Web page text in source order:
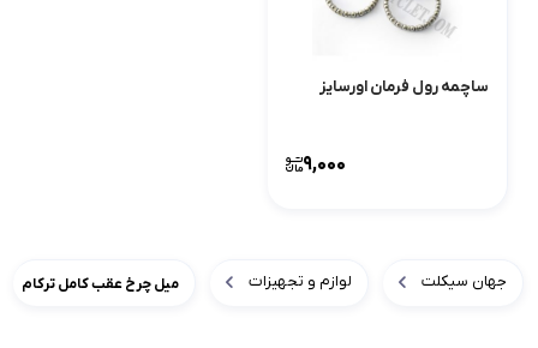
ساچمه رول فرمان اورسایز
9,000
جهان سیکلت لوازم و تجهیزات میل چرخ عقب کامل ترکام